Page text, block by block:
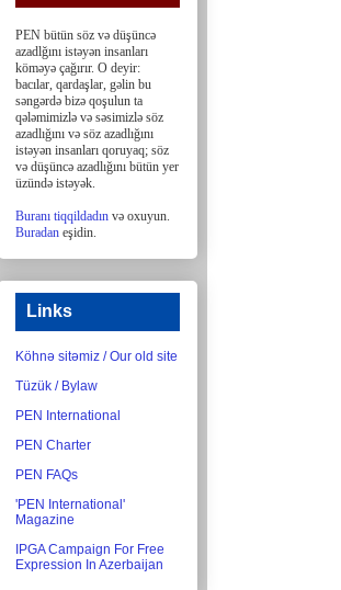
PEN bütün söz və düşüncə
azadlğını istəyən insanları
köməyə çağırır. O deyir:
bacılar, ‎qardaşlar, gəlin bu
səngərdə bizə qoşulun ta
qələmimizlə və səsimizlə söz
azadlığını və söz ‎azadlığını
istəyən insanları qoruyaq; söz
və düşüncə azadlığını bütün yer
üzündə istəyək.
Buranı tiqqildadın və oxuyun.
Buradan eşidin.
Links
Köhnə sitəmiz / Our old site
Tüzük / Bylaw
PEN International
PEN Charter
PEN FAQs
'PEN International'
Magazine
IPGA Campaign For Free
Expression In Azerbaijan